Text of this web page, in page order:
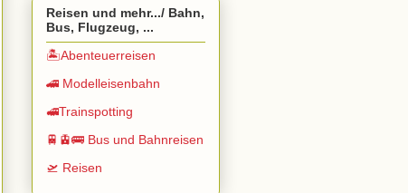
Reisen und mehr.../ Bahn,
Bus, Flugzeug, ...
🏝️Abenteuerreisen
🚄 Modelleisenbahn
🚅Trainspotting
🚆🚊🚌 Bus und Bahnreisen
🛫 Reisen